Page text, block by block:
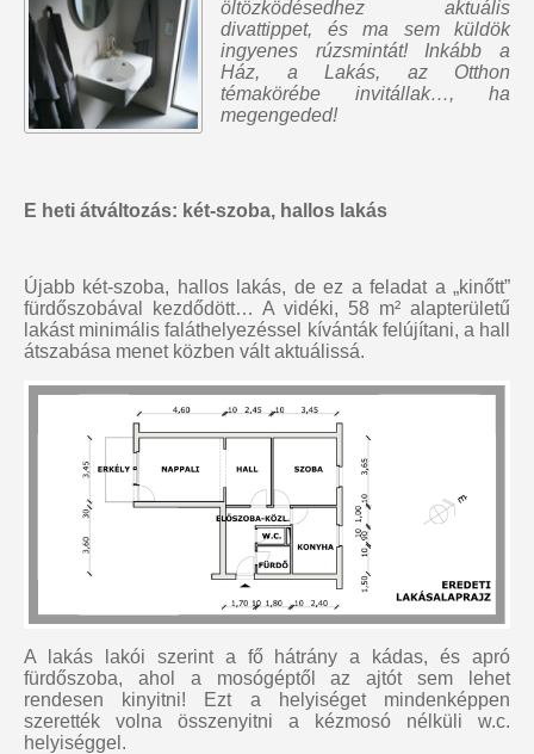
öltözködésedhez aktuális
divattippet, és ma sem küldök
ingyenes rúzsmintát! Inkább a
Ház, a Lakás, az Otthon
témakörébe invitállak…, ha
megengeded!
E heti átváltozás: két-szoba, hallos lakás
Újabb két-szoba, hallos lakás, de ez a feladat a „kinőtt”
fürdőszobával kezdődött… A vidéki, 58 m² alapterületű
lakást minimális faláthelyezéssel kívánták felújítani, a hall
átszabása menet közben vált aktuálissá.
A lakás lakói szerint a fő hátrány a kádas, és apró
fürdőszoba, ahol a mosógéptől az ajtót sem lehet
rendesen kinyitni! Ezt a helyiséget mindenképpen
szerették volna összenyitni a kézmosó nélküli w.c.
helyiséggel.